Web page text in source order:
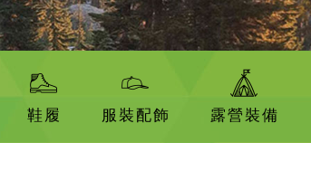
鞋履 服裝配飾 露營裝備